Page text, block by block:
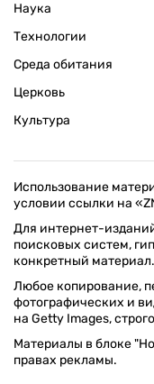
Наука
Технологии
Среда обитания
Церковь
Культура
Использование
условии ссылки на
Для интернет-
поисковых систем,
конкретный материал.
Любое копирование,
фотографических и
на Getty Images,
Материалы в блоке
правах рекламы.